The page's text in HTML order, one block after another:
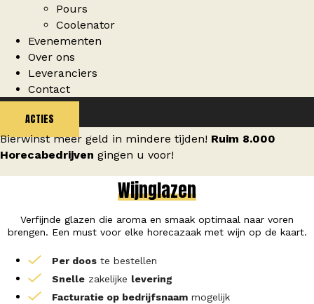
Pours
Coolenator
Evenementen
Over ons
Leveranciers
Contact
ACTIES
Bierwinst meer geld in mindere tijden! Ruim 8.000
Horecabedrijven gingen u voor!
Wijnglazen
Verfijnde glazen die aroma en smaak optimaal naar voren
brengen. Een must voor elke horecazaak met wijn op de kaart.
Per doos te bestellen
Snelle zakelijke levering
Facturatie op bedrijfsnaam mogelijk